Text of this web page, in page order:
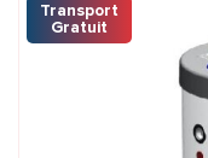
Transport
Gratuit